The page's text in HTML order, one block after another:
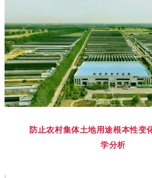
防止农村集体土地用途根本性变
学分析